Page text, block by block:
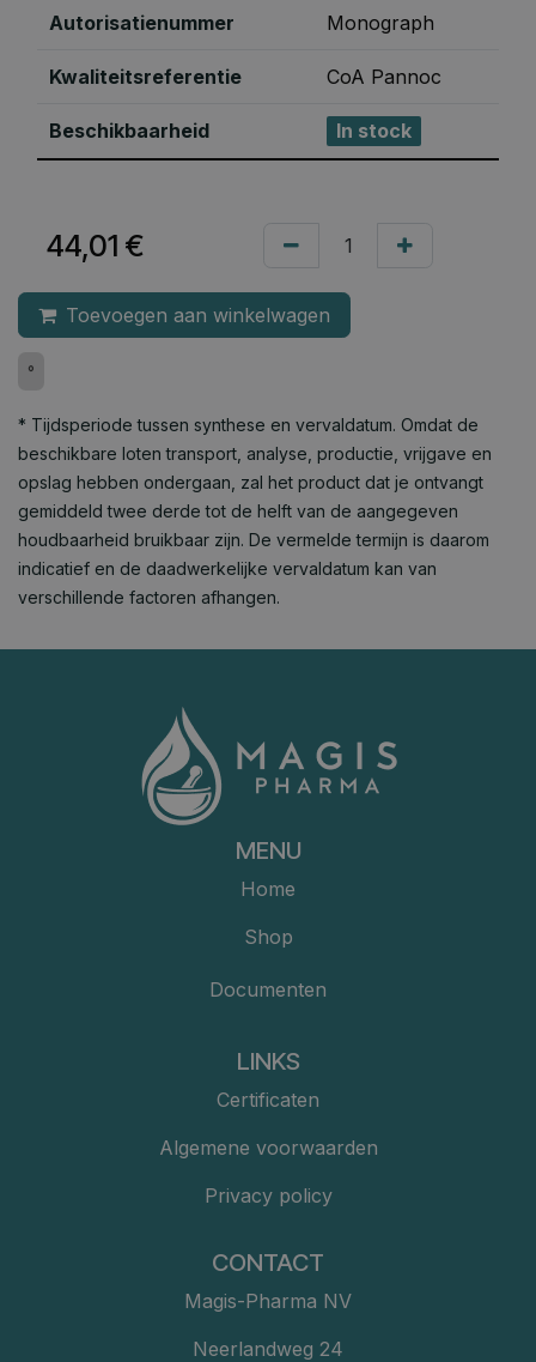
Autorisatienummer Monograph
Kwaliteitsreferentie CoA Pannoc
Beschikbaarheid In stock
44,01 €
Toevoegen aan winkelwagen
°
* Tijdsperiode tussen synthese en vervaldatum. Omdat de
beschikbare loten transport, analyse, productie, vrijgave en
opslag hebben ondergaan, zal het product dat je ontvangt
gemiddeld twee derde tot de helft van de aangegeven
houdbaarheid bruikbaar zijn. De vermelde termijn is daarom
indicatief en de daadwerkelijke vervaldatum kan van
verschillende factoren afhangen.
MENU
Home
Shop
Documenten
LINKS
Certificaten
Algemene voorwaarden
Privacy policy
CONTACT
Magis-Pharma NV
Neerlandweg 24